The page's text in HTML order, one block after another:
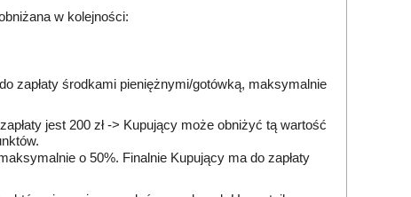
w kolejności:
zapłaty środkami pieniężnymi/gotówką, maksymalnie
jest 200 zł -> Kupujący może obniżyć tą wartość
o 50%. Finalnie Kupujący ma do zapłaty